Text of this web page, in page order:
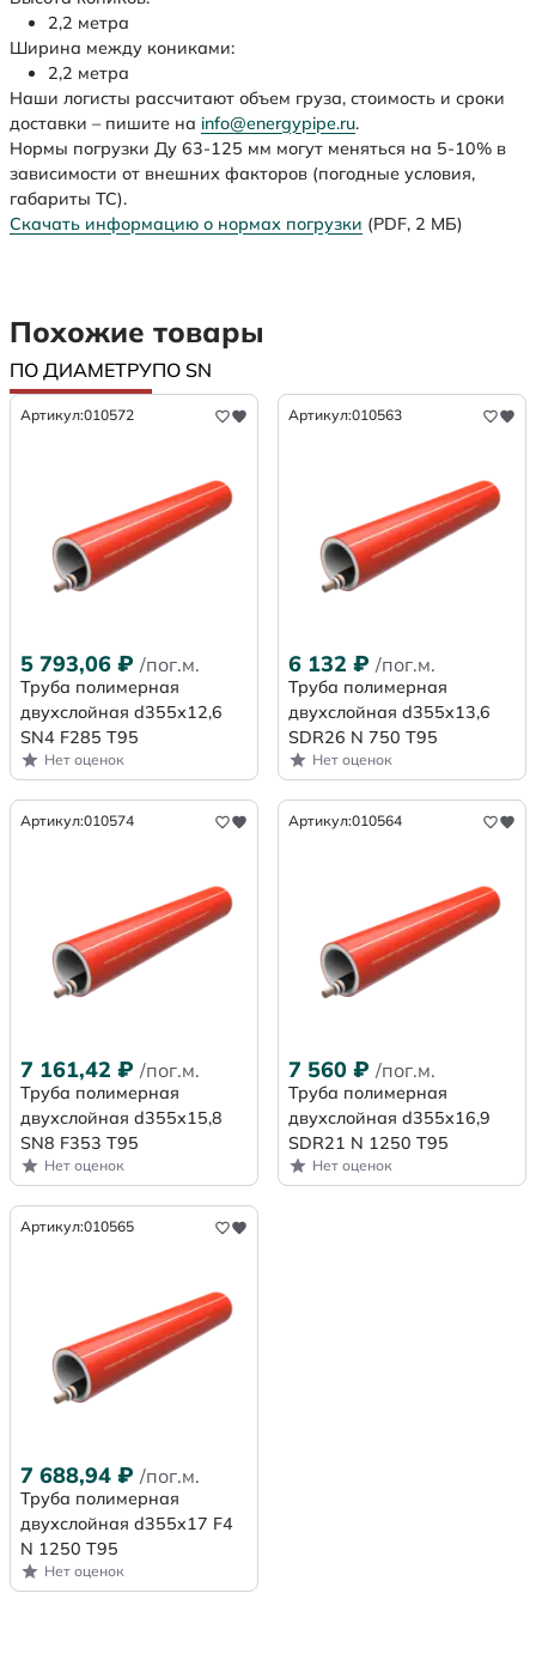
2,2 метра
Ширина между кониками:
2,2 метра
Наши логисты рассчитают объем груза, стоимость и сроки
доставки – пишите на info@energypipe.ru.
Нормы погрузки Ду 63-125 мм могут меняться на 5-10% в
зависимости от внешних факторов (погодные условия,
габариты ТС).
Скачать информацию о нормах погрузки (PDF, 2 МБ)
Похожие товары
ПО ДИАМЕТРУПО SN
Артикул:010572
5 793,06 ₽ /пог.м.
Труба полимерная
двухслойная d355х12,6
SN4 F285 Т95
Нет оценок
Артикул:010563
6 132 ₽ /пог.м.
Труба полимерная
двухслойная d355x13,6
SDR26 N 750 Т95
Нет оценок
Артикул:010574
7 161,42 ₽ /пог.м.
Труба полимерная
двухслойная d355х15,8
SN8 F353 Т95
Нет оценок
Артикул:010564
7 560 ₽ /пог.м.
Труба полимерная
двухслойная d355x16,9
SDR21 N 1250 Т95
Нет оценок
Артикул:010565
7 688,94 ₽ /пог.м.
Труба полимерная
двухслойная d355x17 F4
N 1250 Т95
Нет оценок